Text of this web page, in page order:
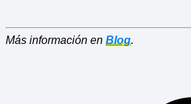
Más información en Blog.